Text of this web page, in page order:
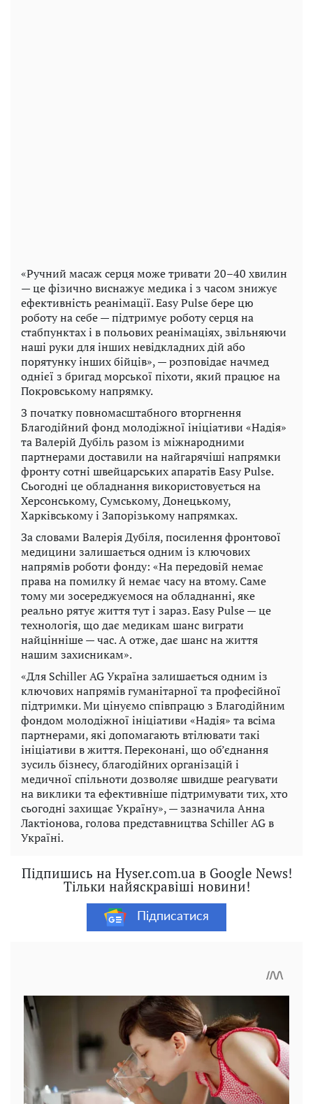
«Ручний масаж серця може тривати 20–40 хвилин
— це фізично виснажує медика і з часом знижує
ефективність реанімації. Easy Pulse бере цю
роботу на себе — підтримує роботу серця на
стабпунктах і в польових реанімаціях, звільняючи
наші руки для інших невідкладних дій або
порятунку інших бійців», — розповідає начмед
однієї з бригад морської піхоти, який працює на
Покровському напрямку.
З початку повномасштабного вторгнення
Благодійний фонд молодіжної ініціативи «Надія»
та Валерій Дубіль разом із міжнародними
партнерами доставили на найгарячіші напрямки
фронту сотні швейцарських апаратів Easy Pulse.
Сьогодні це обладнання використовується на
Херсонському, Сумському, Донецькому,
Харківському і Запорізькому напрямках.
За словами Валерія Дубіля, посилення фронтової
медицини залишається одним із ключових
напрямів роботи фонду: «На передовій немає
права на помилку й немає часу на втому. Саме
тому ми зосереджуємося на обладнанні, яке
реально рятує життя тут і зараз. Easy Pulse — це
технологія, що дає медикам шанс виграти
найцінніше — час. А отже, дає шанс на життя
нашим захисникам».
«Для Schiller AG Україна залишається одним із
ключових напрямів гуманітарної та професійної
підтримки. Ми цінуємо співпрацю з Благодійним
фондом молодіжної ініціативи «Надія» та всіма
партнерами, які допомагають втілювати такі
ініціативи в життя. Переконані, що об’єднання
зусиль бізнесу, благодійних організацій і
медичної спільноти дозволяє швидше реагувати
на виклики та ефективніше підтримувати тих, хто
сьогодні захищає Україну», — зазначила Анна
Лактіонова, голова представництва Schiller AG в
Україні.
Підпишись на Hyser.com.ua в Google News!
Тільки найяскравіші новини!
Підписатися